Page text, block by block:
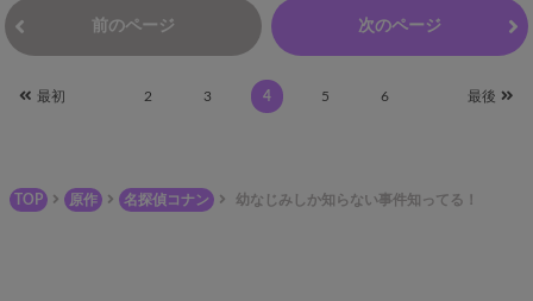
前のページ 次のページ
最初 2 3 4 5 6 最後
TOP 原作 名探偵コナン 幼なじみしか知らない事件知ってる！